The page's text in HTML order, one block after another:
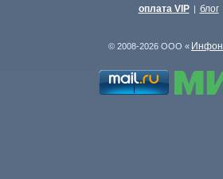
оплата VIP | блог
© 2008-2026 ООО « Инфон